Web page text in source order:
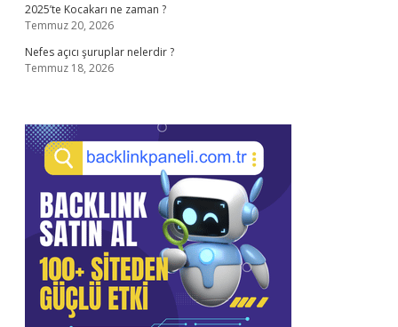
2025’te Kocakarı ne zaman ?
Temmuz 20, 2026
Nefes açıcı şuruplar nelerdir ?
Temmuz 18, 2026